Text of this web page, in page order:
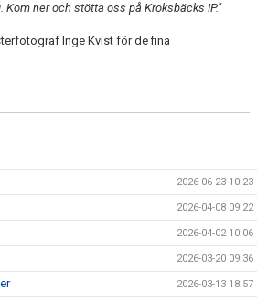
ner och stötta oss på Kroksbäcks IP."
Inge Kvist för de fina
2026-06-23 10:23
2026-04-08 09:22
2026-04-02 10:06
2026-03-20 09:36
2026-03-13 18:57